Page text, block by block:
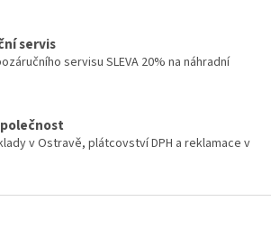
p
v
i
servis
servisu SLEVA 20% na náhradní
v Ostravě, plátcovství DPH a reklamace v